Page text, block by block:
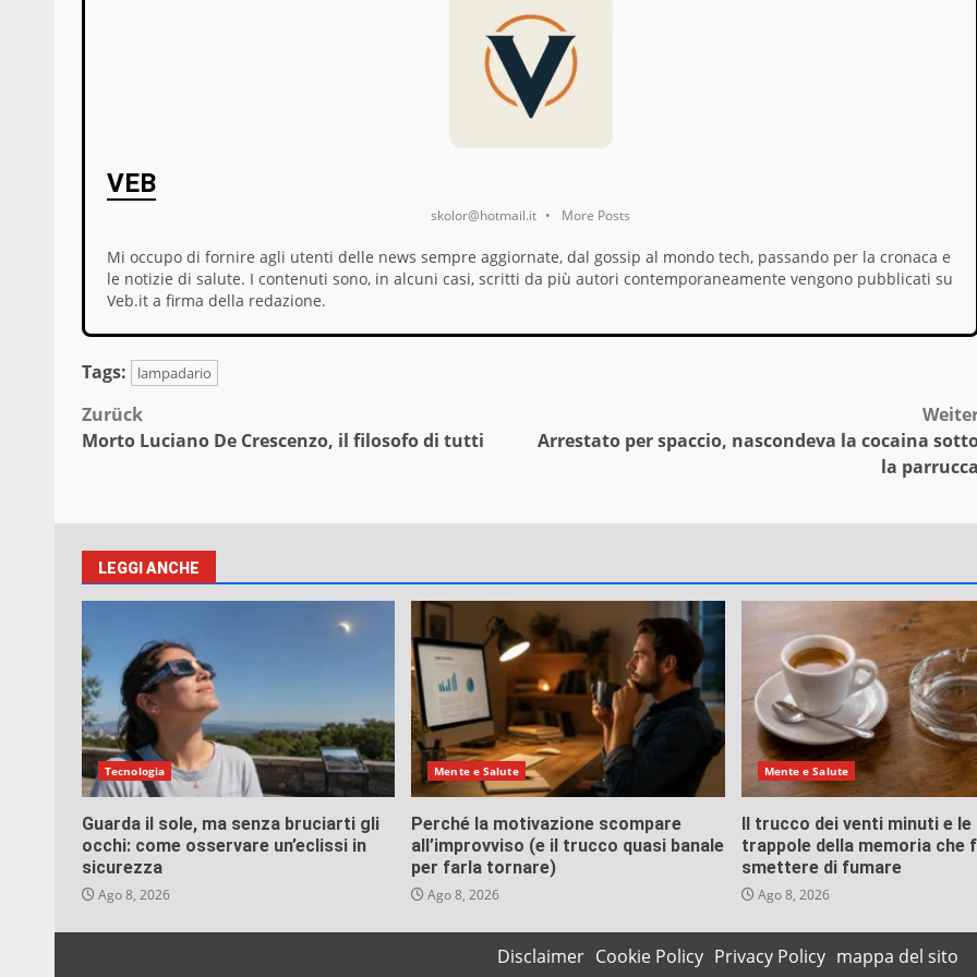
VEB
skolor@hotmail.it • More Posts
Mi occupo di fornire agli utenti delle news sempre aggiornate, dal gossip al mondo tech, passando per la cronaca e
le notizie di salute. I contenuti sono, in alcuni casi, scritti da più autori contemporaneamente vengono pubblicati su
Veb.it a firma della redazione.
Tags: lampadario
Beitragsnavigation
Zurück
Morto Luciano De Crescenzo, il filosofo di tutti
Arrestato per spaccio, nascondeva la cocaina
la parrucca
LEGGI ANCHE
Tecnologia
Guarda il sole, ma senza bruciarti gli
occhi: come osservare un’eclissi in
sicurezza
Ago 8, 2026
Mente e Salute
Perché la motivazione scompare
all’improvviso (e il trucco quasi banale
per farla tornare)
Ago 8, 2026
Mente e Salute
Il trucco dei venti minuti e
trappole della memoria che
smettere di fumare
Ago 8, 2026
Disclaimer Cookie Policy Privacy Policy mappa del sito